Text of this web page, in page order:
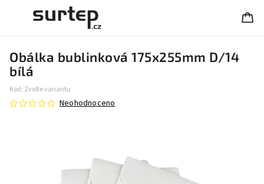
Obálka bublinková 175x255mm D/14
bílá
Kód: Zvolte variantu
Neohodnoceno